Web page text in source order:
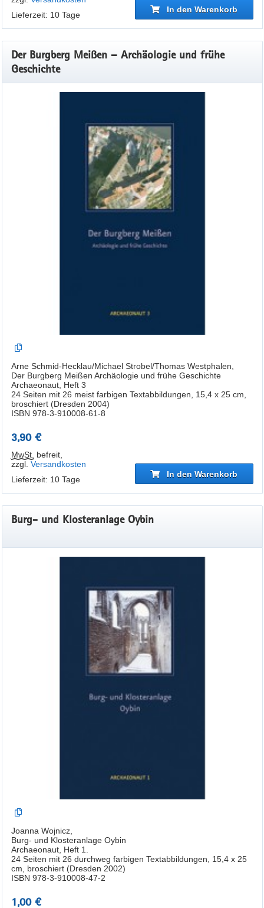
Lieferzeit: 10 Tage
In den Warenkorb
Der Burgberg Meißen – Archäologie und frühe
Geschichte
Arne Schmid-Hecklau/Michael Strobel/Thomas Westphalen,
Der Burgberg Meißen Archäologie und frühe Geschichte
Archaeonaut, Heft 3
24 Seiten mit 26 meist farbigen Textabbildungen, 15,4 x 25 cm,
broschiert (Dresden 2004)
ISBN 978-3-910008-61-8
3,90 €
MwSt. befreit,
zzgl. Versandkosten
Lieferzeit: 10 Tage
In den Warenkorb
Burg- und Klosteranlage Oybin
Joanna Wojnicz,
Burg- und Klosteranlage Oybin
Archaeonaut, Heft 1.
24 Seiten mit 26 durchweg farbigen Textabbildungen, 15,4 x 25
cm, broschiert (Dresden 2002)
ISBN 978-3-910008-47-2
1,00 €